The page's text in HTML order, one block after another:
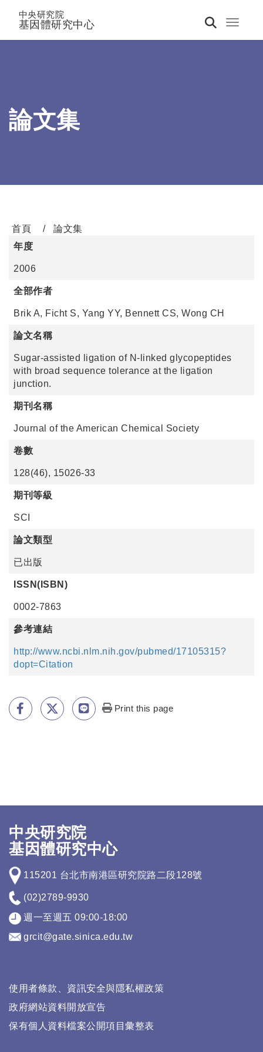
Toggle
中央研究院
基因體研究中心
論文集
首頁
論文集
年度
2006
全部作者
Brik A, Ficht S, Yang YY, Bennett CS, Wong CH
論文名稱
Sugar-assisted ligation of N-linked glycopeptides
with broad sequence tolerance at the ligation
junction.
期刊名稱
Journal of the American Chemical Society
卷數
128(46), 15026-33
期刊等級
SCI
論文類型
已出版
ISSN(ISBN)
0002-7863
參考連結
http://www.ncbi.nlm.nih.gov/pubmed/17105315?
dopt=Citation
Print this page
中央研究院
基因體研究中心
115201 台北市南港區研究院路二段128號
(02)2789-9930
週一至週五 09:00-18:00
grcit@gate.sinica.edu.tw
使用者條款、資訊安全與隱私權政策
政府網站資料開放宣告
保有個人資料檔案公開項目彙整表